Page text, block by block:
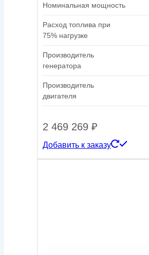
Номинальная мощность
Расход топлива при
75% нагрузке
Производитель
генератора
Производитель
двигателя
2 469 269 ₽
Добавить к заказу